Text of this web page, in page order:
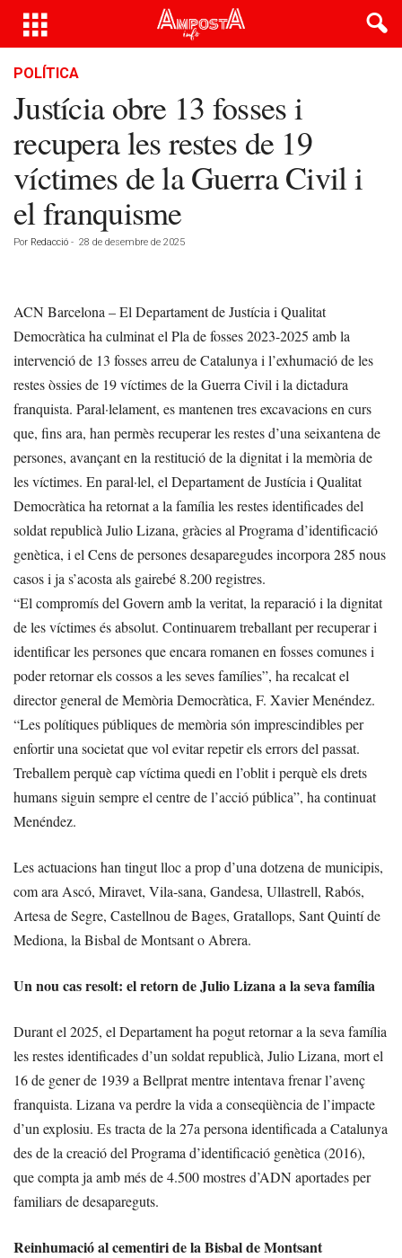
POLÍTICA
Justícia obre 13 fosses i
recupera les restes de 19
víctimes de la Guerra Civil i
el franquisme
Por Redacció - 28 de desembre de 2025
ACN Barcelona – El Departament de Justícia i Qualitat
Democràtica ha culminat el Pla de fosses 2023-2025 amb la
intervenció de 13 fosses arreu de Catalunya i l’exhumació de les
restes òssies de 19 víctimes de la Guerra Civil i la dictadura
franquista. Paral·lelament, es mantenen tres excavacions en curs
que, fins ara, han permès recuperar les restes d’una seixantena de
persones, avançant en la restitució de la dignitat i la memòria de
les víctimes. En paral·lel, el Departament de Justícia i Qualitat
Democràtica ha retornat a la família les restes identificades del
soldat republicà Julio Lizana, gràcies al Programa d’identificació
genètica, i el Cens de persones desaparegudes incorpora 285 nous
casos i ja s’acosta als gairebé 8.200 registres.
“El compromís del Govern amb la veritat, la reparació i la dignitat
de les víctimes és absolut. Continuarem treballant per recuperar i
identificar les persones que encara romanen en fosses comunes i
poder retornar els cossos a les seves famílies”, ha recalcat el
director general de Memòria Democràtica, F. Xavier Menéndez.
“Les polítiques públiques de memòria són imprescindibles per
enfortir una societat que vol evitar repetir els errors del passat.
Treballem perquè cap víctima quedi en l’oblit i perquè els drets
humans siguin sempre el centre de l’acció pública”, ha continuat
Menéndez.
Les actuacions han tingut lloc a prop d’una dotzena de municipis,
com ara Ascó, Miravet, Vila-sana, Gandesa, Ullastrell, Rabós,
Artesa de Segre, Castellnou de Bages, Gratallops, Sant Quintí de
Mediona, la Bisbal de Montsant o Abrera.
Un nou cas resolt: el retorn de Julio Lizana a la seva família
Durant el 2025, el Departament ha pogut retornar a la seva família
les restes identificades d’un soldat republicà, Julio Lizana, mort el
16 de gener de 1939 a Bellprat mentre intentava frenar l’avenç
franquista. Lizana va perdre la vida a conseqüència de l’impacte
d’un explosiu. Es tracta de la 27a persona identificada a Catalunya
des de la creació del Programa d’identificació genètica (2016),
que compta ja amb més de 4.500 mostres d’ADN aportades per
familiars de desapareguts.
Reinhumació al cementiri de la Bisbal de Montsant